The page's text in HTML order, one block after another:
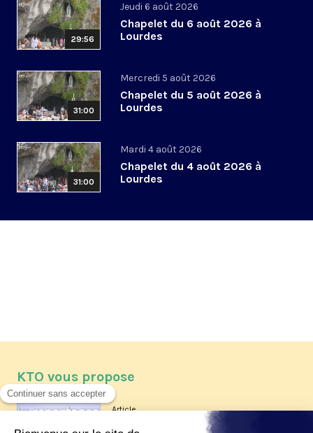
29:56
Jeudi 6 août 2026
Chapelet du 6 août 2026 à
Lourdes
31:00
Mercredi 5 août 2026
Chapelet du 5 août 2026 à
Lourdes
31:00
Mardi 4 août 2026
Chapelet du 4 août 2026 à
Lourdes
KTO vous propose
Article
Les reportages d'été 2026 de KTO